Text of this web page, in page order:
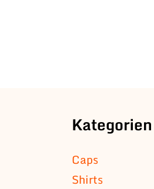
Kategorien
Caps
Shirts